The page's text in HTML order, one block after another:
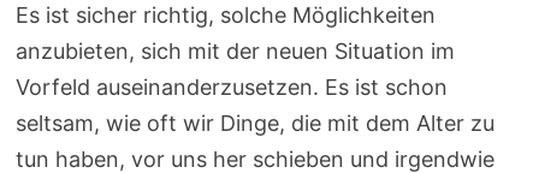
Es ist sicher richtig, solche Möglichkeiten
anzubieten, sich mit der neuen Situation im
Vorfeld auseinanderzusetzen. Es ist schon
seltsam, wie oft wir Dinge, die mit dem Alter zu
tun haben, vor uns her schieben und irgendwie